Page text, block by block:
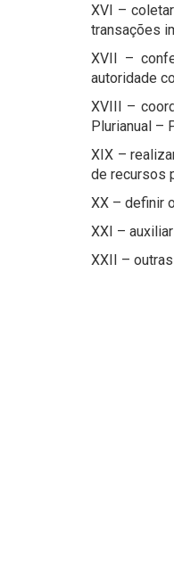
XVI –
transações
XVII –
autoridade
XVIII –
Plurianual –
XIX –
de recursos
XX – definir
XXI –
XXII –